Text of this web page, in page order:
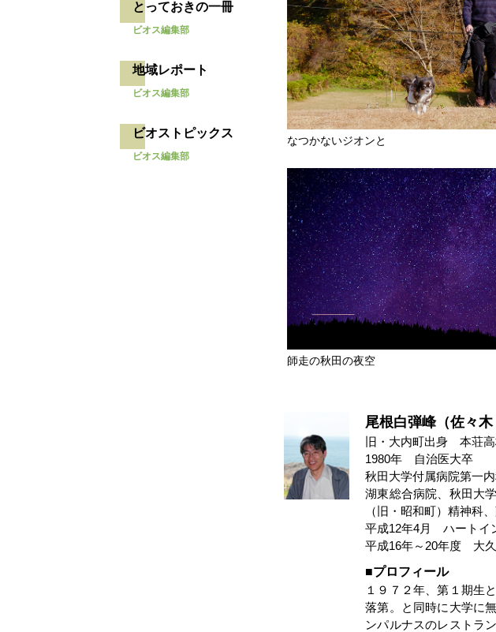
とっておきの一冊
ビオス編集部
地域レポート
ビオス編集部
ビオストピックス
ビオス編集部
なつかないジオンと
師走の秋田の夜空
尾根白弾峰（佐々木
旧・大内町出身 本荘
1980年 自治医大卒
秋田大学付属病院第一内
湖東総合病院、秋田大
（旧・昭和町）精神科
平成12年4月 ハートイ
平成16年～20年度 大
プロフィール
１９７２年、第１期生
落第。と同時に大学に
ンパルナスのレストラ